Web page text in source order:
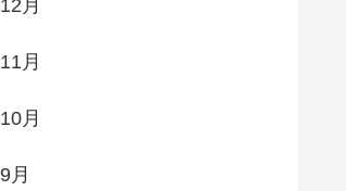
月
月
月
月